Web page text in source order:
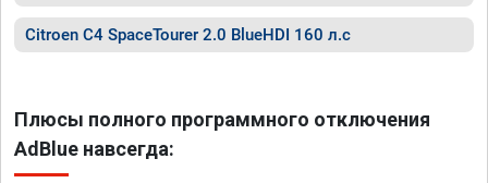
Citroen C4 SpaceTourer 2.0 BlueHDI 160 л.с
Плюсы полного программного отключения
AdBlue навсегда: